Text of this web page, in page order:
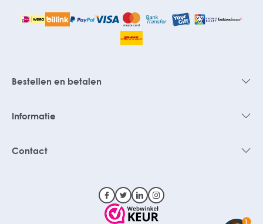
Bestellen en betalen
Informatie
Contact
1